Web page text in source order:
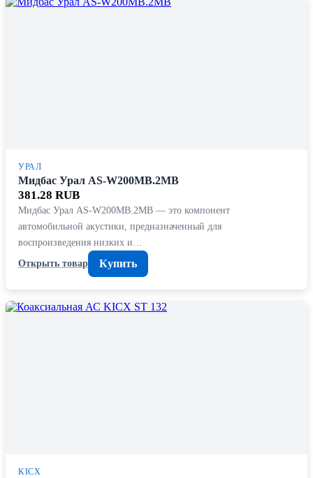
УРАЛ
Мидбас Урал AS-W200MB.2MB
381.28 RUB
Мидбас Урал AS-W200MB.2MB — это компонент
автомобильной акустики, предназначенный для
воспроизведения низких и…
Открыть товар
Купить
KICX